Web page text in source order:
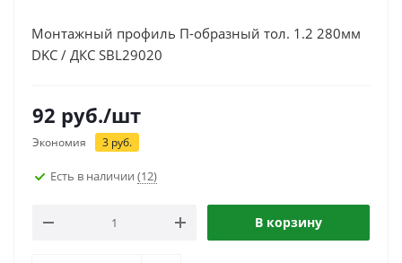
Монтажный профиль П-образный тол. 1.2 280мм
DKC / ДКС SBL29020
92 руб./шт
Экономия 3 руб.
Есть в наличии (12)
В корзину